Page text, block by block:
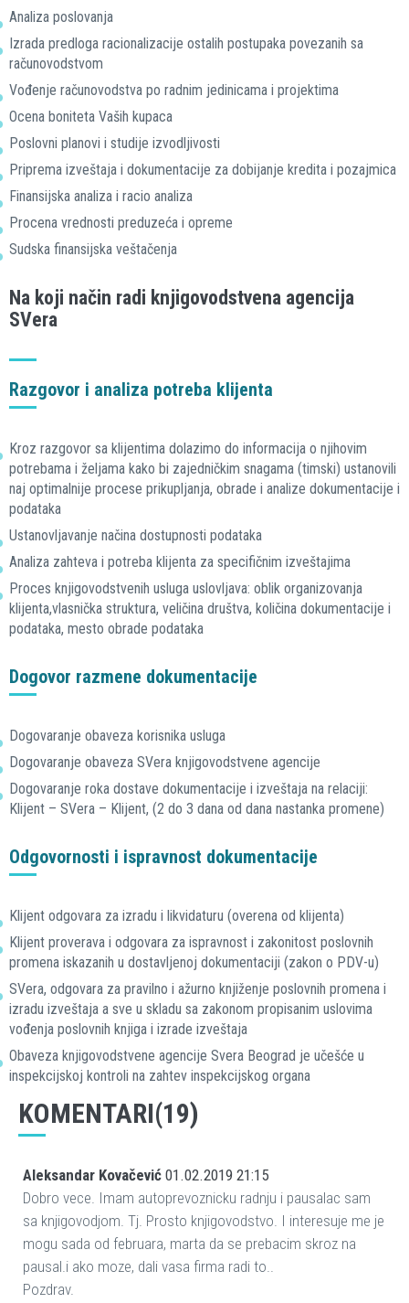
Analiza poslovanja
Izrada predloga racionalizacije ostalih postupaka povezanih sa
računovodstvom
Vođenje računovodstva po radnim jedinicama i projektima
Ocena boniteta Vaših kupaca
Poslovni planovi i studije izvodljivosti
Priprema izveštaja i dokumentacije za dobijanje kredita i pozajmica
Finansijska analiza i racio analiza
Procena vrednosti preduzeća i opreme
Sudska finansijska veštačenja
Na koji način radi knjigovodstvena agencija
SVera
Razgovor i analiza potreba klijenta
Kroz razgovor sa klijentima dolazimo do informacija o njihovim
potrebama i željama kako bi zajedničkim snagama (timski) ustanovili
naj optimalnije procese prikupljanja, obrade i analize dokumentacije i
podataka
Ustanovljavanje načina dostupnosti podataka
Analiza zahteva i potreba klijenta za specifičnim izveštajima
Proces knjigovodstvenih usluga uslovljava: oblik organizovanja
klijenta,vlasnička struktura, veličina društva, količina dokumentacije i
podataka, mesto obrade podataka
Dogovor razmene dokumentacije
Dogovaranje obaveza korisnika usluga
Dogovaranje obaveza SVera knjigovodstvene agencije
Dogovaranje roka dostave dokumentacije i izveštaja na relaciji:
Klijent – SVera – Klijent, (2 do 3 dana od dana nastanka promene)
Odgovornosti i ispravnost dokumentacije
Klijent odgovara za izradu i likvidaturu (overena od klijenta)
Klijent proverava i odgovara za ispravnost i zakonitost poslovnih
promena iskazanih u dostavljenoj dokumentaciji (zakon o PDV-u)
SVera, odgovara za pravilno i ažurno knjiženje poslovnih promena i
izradu izveštaja a sve u skladu sa zakonom propisanim uslovima
vođenja poslovnih knjiga i izrade izveštaja
Obaveza knjigovodstvene agencije Svera Beograd je učešće u
inspekcijskoj kontroli na zahtev inspekcijskog organa
KOMENTARI(19)
Aleksandar Kovačević 01.02.2019 21:15
Dobro vece. Imam autoprevoznicku radnju i pausalac sam
sa knjigovodjom. Tj. Prosto knjigovodstvo. I interesuje me je
mogu sada od februara, marta da se prebacim skroz na
pausal.i ako moze, dali vasa firma radi to..
Pozdrav.